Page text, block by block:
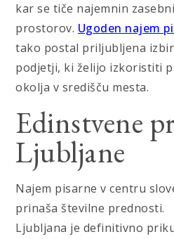
kar se tiče najemnin
prostorov. Ugoden najem
tako postal priljubljena
podjetji, ki želijo izkoristiti
okolja v središču mesta.
Edinstvene
Ljubljane
Najem pisarne v centru
prinaša številne prednosti.
Ljubljana je definitivno